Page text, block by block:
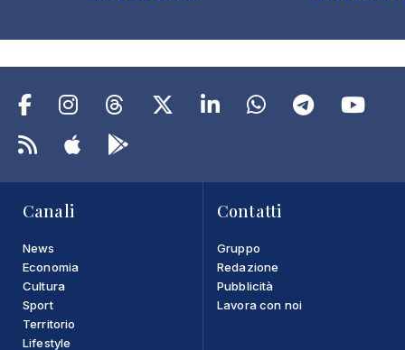
Canali
News
Economia
Cultura
Sport
Territorio
Lifestyle
Contatti
Gruppo
Redazione
Pubblicità
Lavora con noi